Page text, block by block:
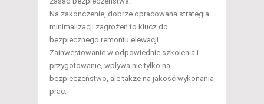
Na zakończenie, dobrze opracowana strategia
minimalizacji zagrożeń to klucz do
bezpiecznego remontu elewacji.
Zainwestowanie w odpowiednie szkolenia i
przygotowanie, wpływa nie tylko na
bezpieczeństwo, ale także na jakość wykonania
prac.